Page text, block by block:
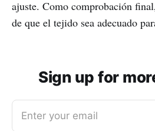
ajuste. Como comprobación
de que el tejido sea adecuado
Sign up for
Enter your email